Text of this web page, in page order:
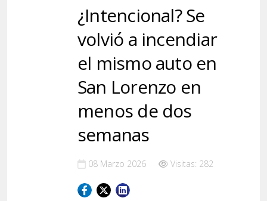
¿Intencional? Se
volvió a incendiar
el mismo auto en
San Lorenzo en
menos de dos
semanas
08 Marzo 2026 Visitas: 282